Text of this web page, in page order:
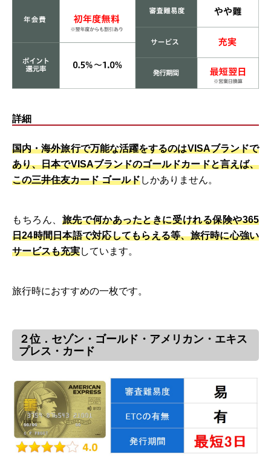
詳細
国内・海外旅行で万能な活躍をするのはVISAブランドで
あり、日本でVISAブランドのゴールドカードと言えば、
この三井住友カード ゴールドしかありません。
もちろん、 旅先で何かあったときに受けれる保険や365
日24時間日本語で対応してもらえる等、旅行時に心強い
サービスも充実しています。
旅行時におすすめの一枚です。
２位．セゾン・ゴールド・アメリカン・エキス
プレス・カード